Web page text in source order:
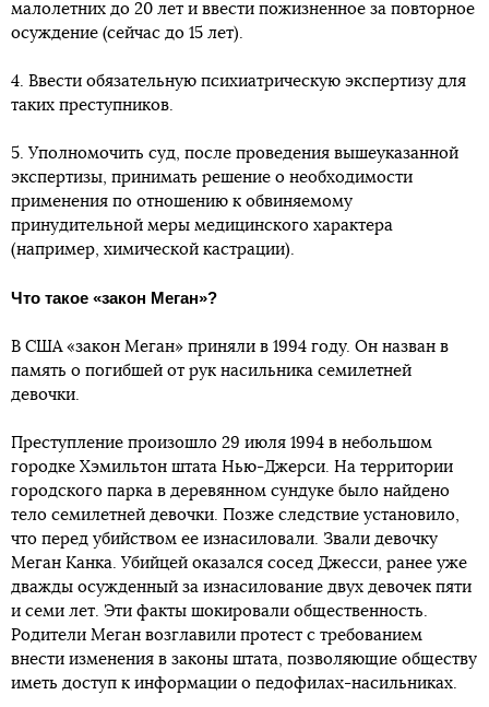
малолетних до 20 лет и ввести пожизненное за повторное
осуждение (сейчас до 15 лет).
4. Ввести обязательную психиатрическую экспертизу для
таких преступников.
5. Уполномочить суд, после проведения вышеуказанной
экспертизы, принимать решение о необходимости
применения по отношению к обвиняемому
принудительной меры медицинского характера
(например, химической кастрации).
Что такое «закон Меган»?
В США «закон Меган» приняли в 1994 году. Он назван в
память о погибшей от рук насильника семилетней
девочки.
Преступление произошло 29 июля 1994 в небольшом
городке Хэмильтон штата Нью-Джерси. На территории
городского парка в деревянном сундуке было найдено
тело семилетней девочки. Позже следствие установило,
что перед убийством ее изнасиловали. Звали девочку
Меган Канка. Убийцей оказался сосед Джесси, ранее уже
дважды осужденный за изнасилование двух девочек пяти
и семи лет. Эти факты шокировали общественность.
Родители Меган возглавили протест с требованием
внести изменения в законы штата, позволяющие обществу
иметь доступ к информации о педофилах-насильниках.